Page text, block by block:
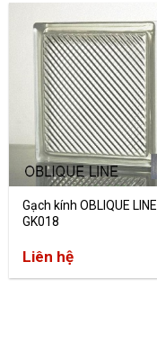
Gạch kính OBLIQUE LINE
GK018
Liên hệ